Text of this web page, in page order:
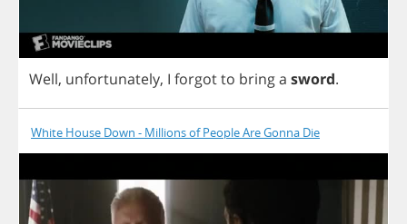
Well, unfortunately, I forgotto bringa sword.
White House Down - Millions of People Are Gonna Die